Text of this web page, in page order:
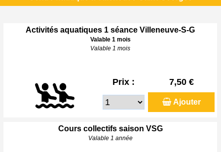
Activités aquatiques 1 séance Villeneuve-S-G
Valable 1 mois
Valable 1 mois
Prix : 7,50 €
Ajouter
Cours collectifs saison VSG
Valable 1 année